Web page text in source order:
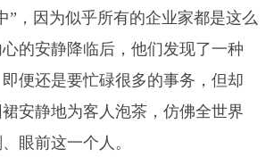
”，因为似乎所有的企业家都是这么
的安静降临后，他们发现了一种
便还是要忙碌很多的事务，但却
安静地为客人泡茶，仿佛全世界
眼前这一个人。